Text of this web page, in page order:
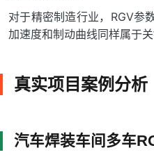
对于精密制造行业，RGV参
加速度和制动曲线同样属于关
真实项目案例分析
汽车焊装车间多车